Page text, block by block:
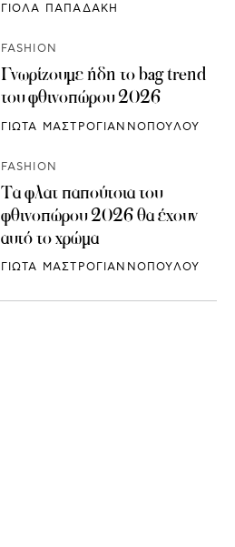
ΓΙΟΛΑ ΠΑΠΑΔΑΚΗ
FASHION
Γνωρίζουμε ήδη το bag trend
του φθινοπώρου 2026
ΓΙΩΤΑ ΜΑΣΤΡΟΓΙΑΝΝΟΠΟΥΛΟΥ
FASHION
Τα φλατ παπούτσια του
φθινοπώρου 2026 θα έχουν
αυτό το χρώμα
ΓΙΩΤΑ ΜΑΣΤΡΟΓΙΑΝΝΟΠΟΥΛΟΥ